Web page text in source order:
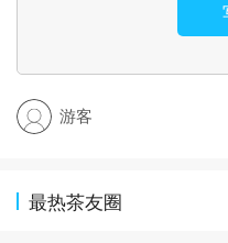
游客
最热茶友圈